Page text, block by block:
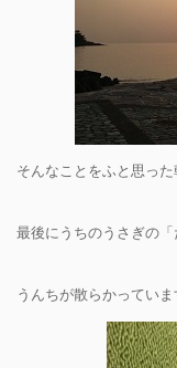
そんなことをふと思った
最後にうちのうさぎの「
うんちが散らかってい